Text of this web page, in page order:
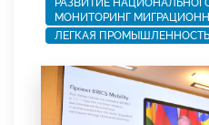
МОНИТОРИНГ
ЛЕГКАЯ ПРОМЫШЛЕННОСТЬ